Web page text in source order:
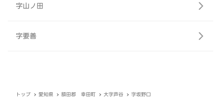
字山ノ田
字要善
トップ 愛知県 額田郡 幸田町 大字芦谷 字坂野口